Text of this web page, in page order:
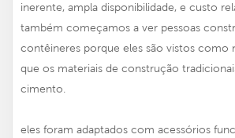
inerente, ampla disponibilidade, e custo
também começamos a ver pessoas
contêineres porque eles são vistos como
que os materiais de construção
cimento.
eles foram adaptados com acessórios